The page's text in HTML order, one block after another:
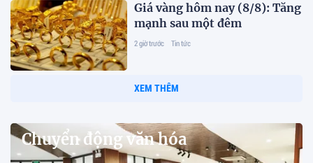
Giá vàng hôm nay (8/8): Tăng
mạnh sau một đêm
2 giờ trước Tin tức
XEM THÊM
Chuyển động văn hóa